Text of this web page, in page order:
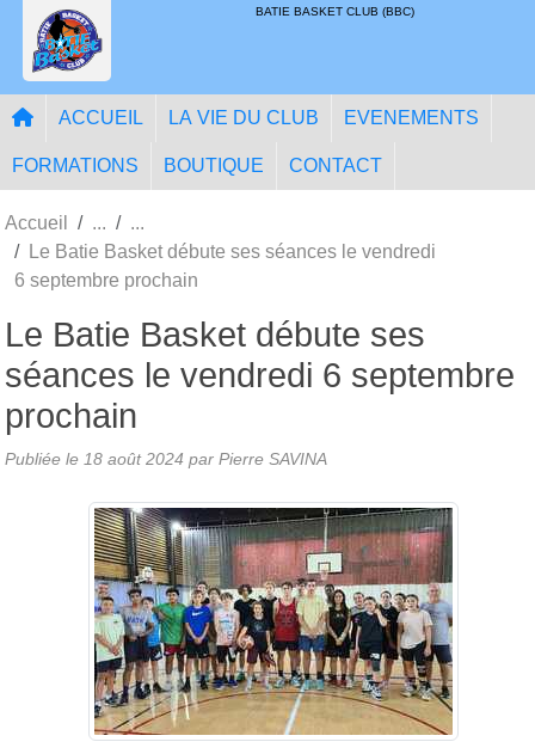
BATIE BASKET CLUB (BBC)
ACCUEIL LA VIE DU CLUB EVENEMENTS
FORMATIONS BOUTIQUE CONTACT
Accueil
Le Batie Basket débute ses séances le vendredi
6 septembre prochain
Le Batie Basket débute ses
séances le vendredi 6 septembre
prochain
Publiée le 18 août 2024 par Pierre SAVINA
Panneau de gestion des cookies